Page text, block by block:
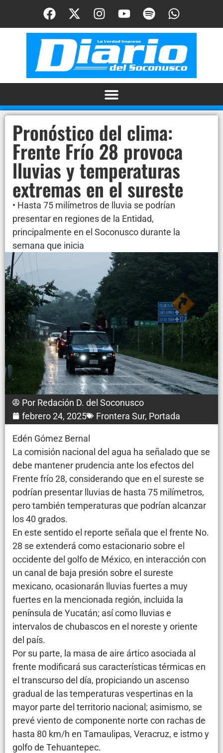
Pronóstico del clima:
Frente Frío 28 provoca
lluvias y temperaturas
extremas en el sureste
• Hasta 75 milímetros de lluvia se podrían
presentar en regiones de la Entidad,
principalmente en el Soconusco durante la
semana que inicia
Por Redación D. del Soconusco
febrero 24, 2025
Frontera Sur, Portada
Edén Gómez Bernal
La comisión nacional del agua ha señalado que se
debe mantener prudencia ante los efectos del
Frente frío 28, considerando que en el sureste se
podrían presentar lluvias de hasta 75 milímetros,
pero también temperaturas que podrían alcanzar
los 40 grados.
En este sentido el reporte señala que el frente No.
28 se extenderá como estacionario sobre el
occidente del golfo de México, en interacción con
un canal de baja presión sobre el sureste
mexicano, ocasionarán lluvias fuertes a muy
fuertes en la mencionada región, incluida la
península de Yucatán; así como lluvias e
intervalos de chubascos en el noreste y oriente
del país.
Por su parte, la masa de aire ártico asociada al
frente modificará sus características térmicas en
el transcurso del día, propiciando un ascenso
gradual de las temperaturas vespertinas en la
mayor parte del territorio nacional; asimismo, se
prevé viento de componente norte con rachas de
hasta 80 km/h en Tamaulipas, Veracruz, e istmo y
golfo de Tehuantepec.